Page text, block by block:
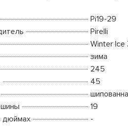
Pi19-29
Pirelli
Winter Ice
зима
245
45
19
дюймах
-